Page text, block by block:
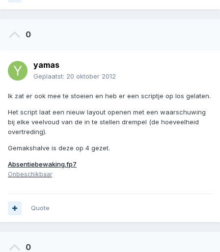
0
yamas
Geplaatst: 20 oktober 2012
Ik zat er ook mee te stoeien en heb er een scriptje op los gelaten.
Het script laat een nieuw layout openen met een waarschuwing
bij elke veelvoud van de in te stellen drempel (de hoeveelheid
overtreding).
Gemakshalve is deze op 4 gezet.
Absentiebewaking.fp7
Onbeschikbaar
Quote
0